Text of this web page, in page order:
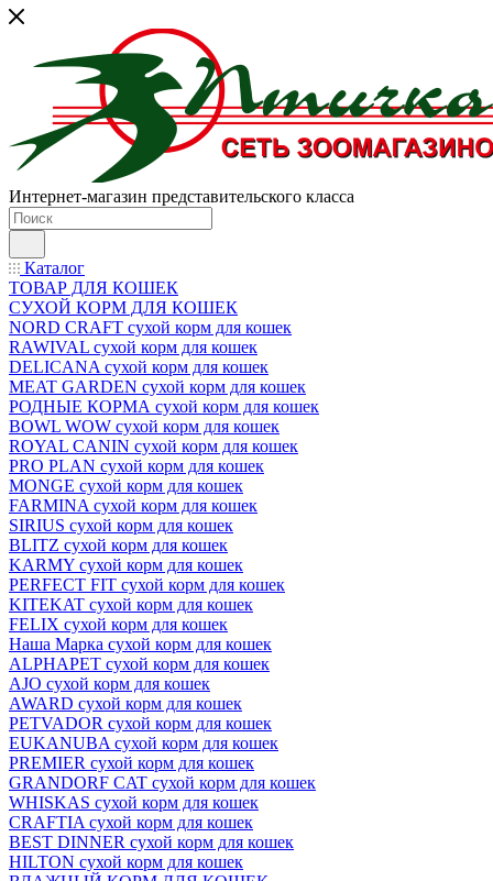
Интернет-магазин представительского класса
Каталог
ТОВАР ДЛЯ КОШЕК
СУХОЙ КОРМ ДЛЯ КОШЕК
NORD CRAFT сухой корм для кошек
RAWIVAL сухой корм для кошек
DELICANA сухой корм для кошек
MEAT GARDEN сухой корм для кошек
РОДНЫЕ КОРМА сухой корм для кошек
BOWL WOW сухой корм для кошек
ROYAL CANIN сухой корм для кошек
PRO PLAN сухой корм для кошек
MONGE сухой корм для кошек
FARMINA сухой корм для кошек
SIRIUS сухой корм для кошек
BLITZ сухой корм для кошек
KARMY сухой корм для кошек
PERFECT FIT сухой корм для кошек
KITEKAT сухой корм для кошек
FELIX сухой корм для кошек
Наша Марка сухой корм для кошек
ALPHAPET сухой корм для кошек
AJO сухой корм для кошек
AWARD сухой корм для кошек
PETVADOR сухой корм для кошек
EUKANUBA сухой корм для кошек
PREMIER сухой корм для кошек
GRANDORF CAT сухой корм для кошек
WHISKAS сухой корм для кошек
CRAFTIA сухой корм для кошек
BEST DINNER сухой корм для кошек
HILTON сухой корм для кошек